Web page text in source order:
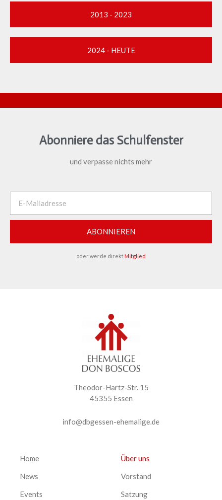
2013 - 2023
2024 - HEUTE
Abonniere das Schulfenster
und verpasse nichts mehr
ABONNIEREN
oder werde direkt Mitglied
Theodor-Hartz-Str. 15
45355 Essen
info@dbgessen-ehemalige.de
Home
News
Events
Über uns
Vorstand
Satzung